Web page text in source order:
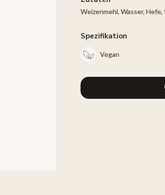
Weizenmehl, Wasser,
Spezifikation
Vegan